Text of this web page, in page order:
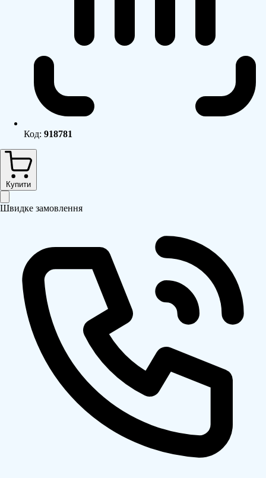
Код: 918781
Купити
Швидке замовлення